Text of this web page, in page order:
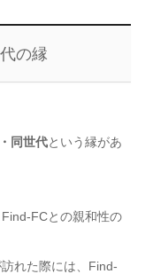
の縁
同世代という縁があ
FCとの親和性の
れた際には、Find-